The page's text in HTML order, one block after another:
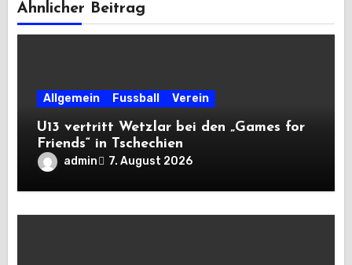
Ähnlicher Beitrag
Allgemein Fussball Verein
U13 vertritt Wetzlar bei den „Games for
Friends“ in Tschechien
admin 7. August 2026